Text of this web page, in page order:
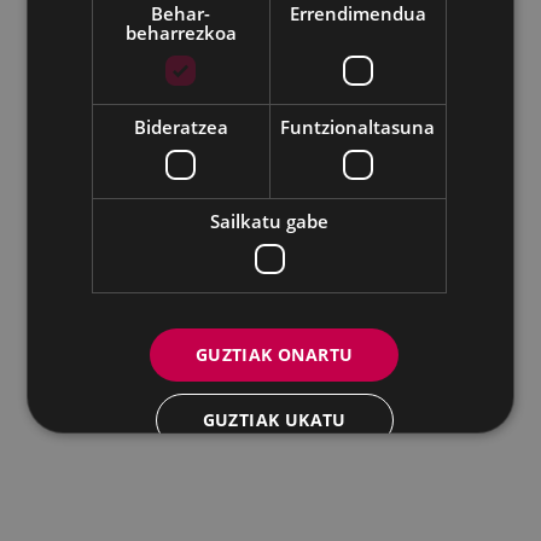
Eibarko Andretxea - Isasi kalea, 11 | 20600 Eibar
Andretxea: 943 54 39 38
Berdintasuna: 943 70 84 40
IFZ: P2003100A | DIR3 L01200300
Behar-
beharrezkoa
Errendimendua
Bideratzea Funtzionaltasuna
Sailkatu gabe
GUZTIAK ONARTU
GUZTIAK UKATU